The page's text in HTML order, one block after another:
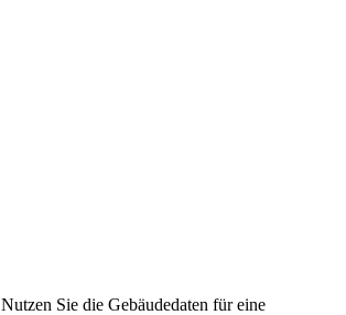
Nutzen Sie die Gebäudedaten für eine